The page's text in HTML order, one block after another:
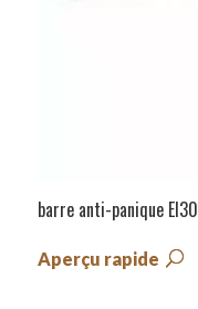
barre anti-panique EI30
Aperçu rapide